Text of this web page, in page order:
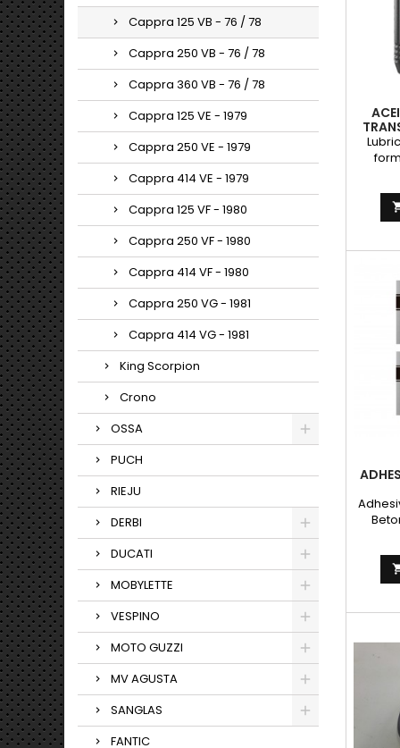
Cappra 125 VB - 76 / 78
Cappra 250 VB - 76 / 78
Cappra 360 VB - 76 / 78
Cappra 125 VE - 1979
Cappra 250 VE - 1979
Cappra 414 VE - 1979
Cappra 125 VF - 1980
Cappra 250 VF - 1980
Cappra 414 VF - 1980
Cappra 250 VG - 1981
Cappra 414 VG - 1981
King Scorpion
Crono
OSSA
PUCH
RIEJU
DERBI
DUCATI
MOBYLETTE
VESPINO
MOTO GUZZI
MV AGUSTA
SANGLAS
FANTIC
todos
como